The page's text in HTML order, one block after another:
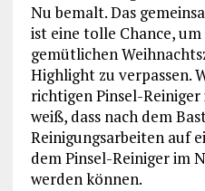
Nu bemalt. Das
ist eine tolle Chance,
gemütlichen
Highlight zu verpassen.
richtigen Pinsel-
weiß, dass nach dem
Reinigungsarbeiten auf
dem Pinsel-Reiniger im
werden können.